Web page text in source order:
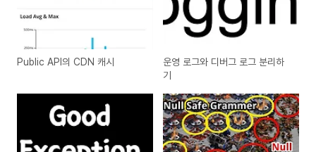
Public API의 CDN 캐시
운영 로그와 디버그 로그 분리하
기